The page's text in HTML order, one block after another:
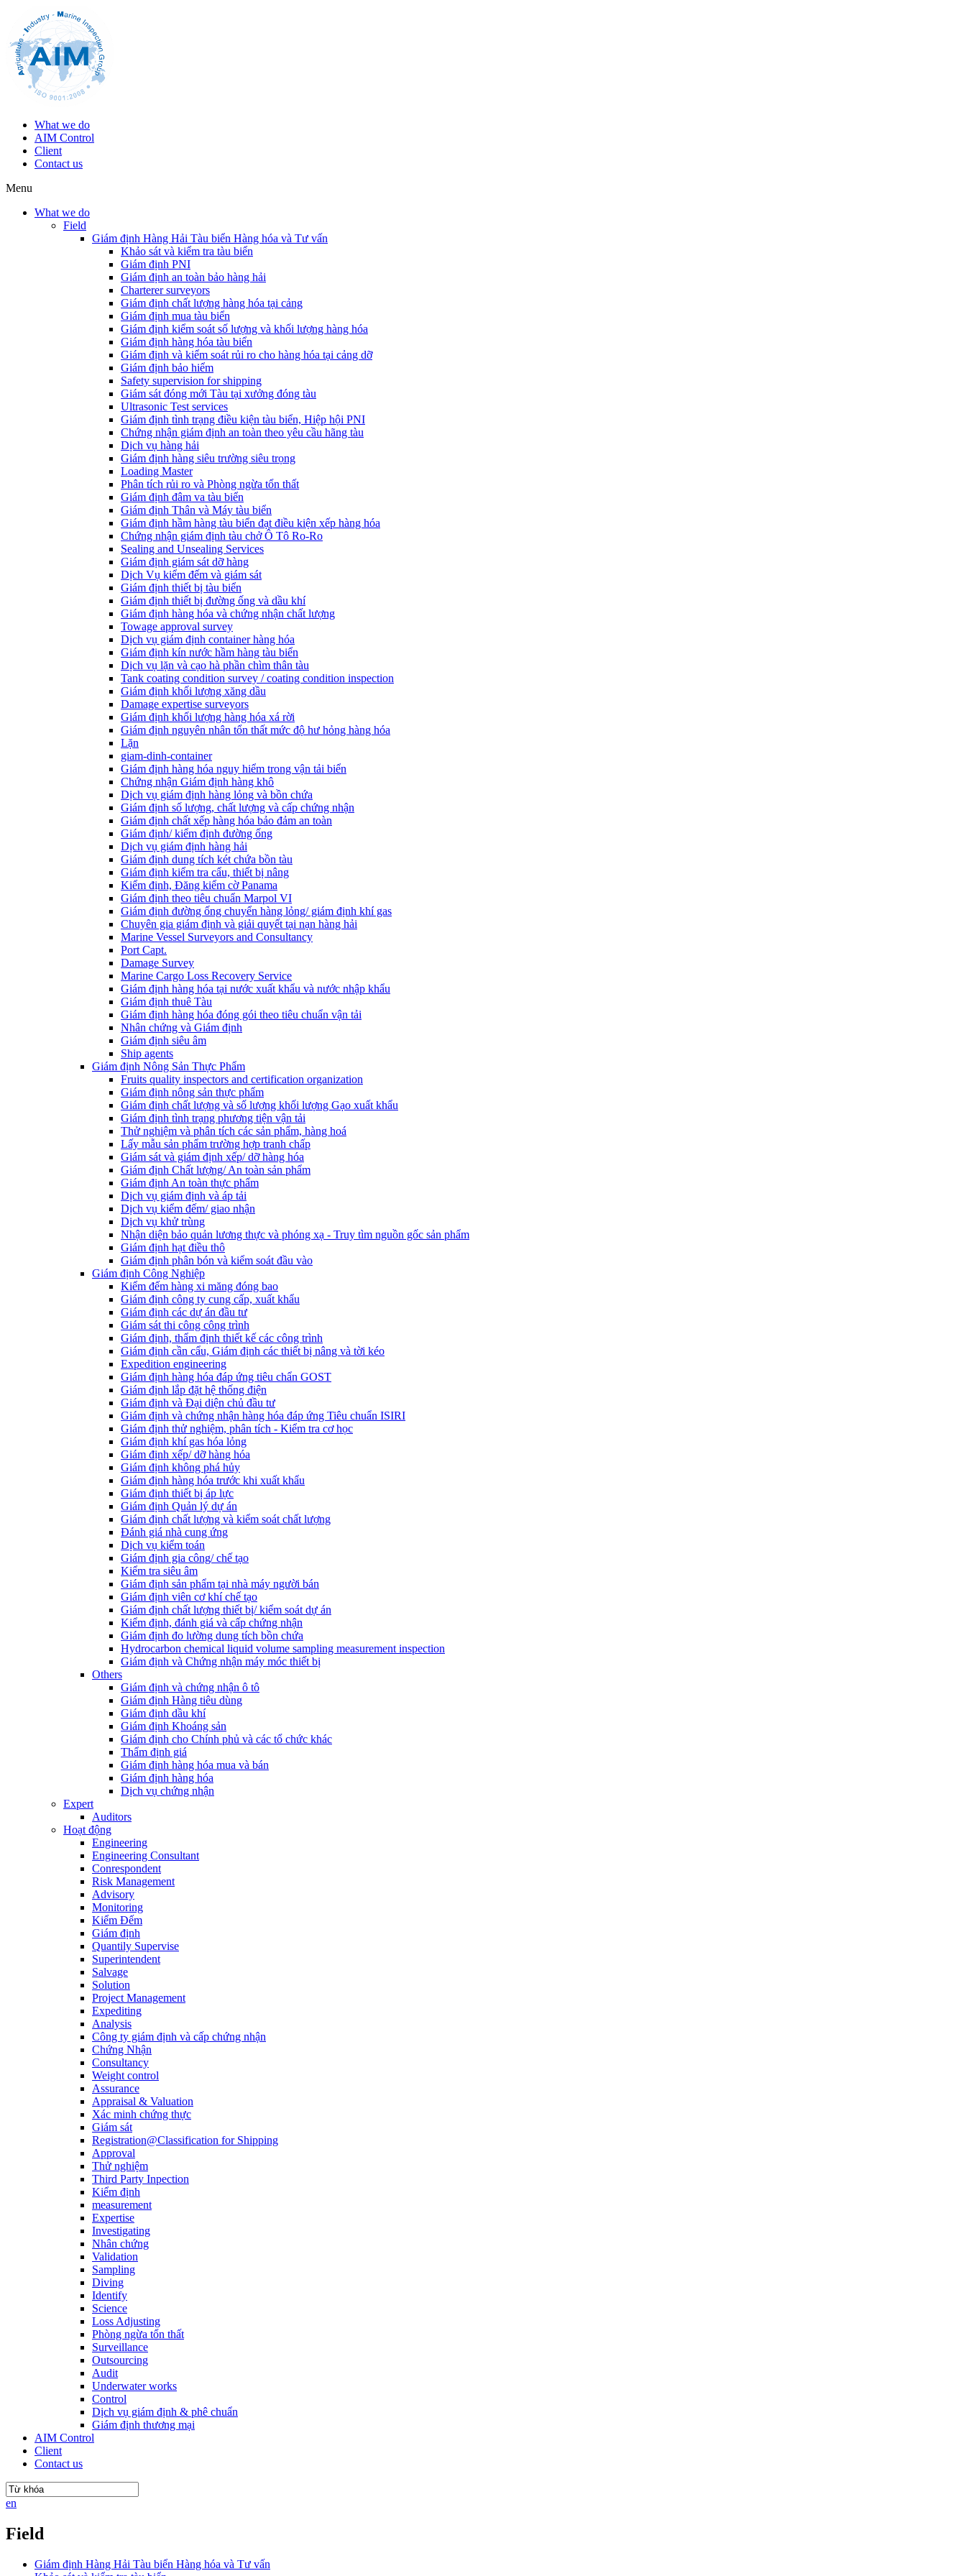
What we do
AIM Control
Client
Contact us
Menu
What we do
Field
Giám định Hàng Hải Tàu biển Hàng hóa và Tư vấn
Khảo sát và kiểm tra tàu biển
Giám định PNI
Giám định an toàn bảo hàng hải
Charterer surveyors
Giám định chất lượng hàng hóa tại cảng
​Giám định mua tàu biển
Giám định kiểm soát số lượng và khối lượng hàng hóa
Giám định hàng hóa tàu biển
Giám định và kiểm soát rủi ro cho hàng hóa tại cảng dỡ
Giám định bảo hiểm
Safety supervision for shipping
Giám sát đóng mới Tàu tại xưởng đóng tàu
Ultrasonic Test services
Giám định tình trạng điều kiện tàu biển, Hiệp hội PNI
Chứng nhận giám định an toàn theo yêu cầu hãng tàu
Dịch vụ hàng hải
Giám định hàng siêu trường siêu trọng
Loading Master
Phân tích rủi ro và Phòng ngừa tổn thất
​Giám định đâm va tàu biển
Giám định Thân và Máy tàu biển
​Giám định hầm hàng tàu biển đạt điều kiện xếp hàng hóa
Chứng nhận giám định tàu chở Ô Tô Ro-Ro
Sealing and Unsealing Services
Giám định giám sát dỡ hàng
Dịch Vụ kiểm đếm và giám sát
Giám định thiết bị tàu biển
Giám định thiết bị đường ống và dầu khí
Giám định hàng hóa và chứng nhận chất lượng
Towage approval survey
Dịch vụ giám định container hàng hóa
Giám định kín nước hầm hàng tàu biển
Dịch vụ lặn và cạo hà phần chìm thân tàu
Tank coating condition survey / coating condition inspection
Giám định khối lượng xăng dầu
Damage expertise surveyors
Giám định khối lượng hàng hóa xá rời
Giám định nguyên nhân tổn thất mức độ hư hỏng hàng hóa
Lặn
giam-dinh-container
Giám định hàng hóa nguy hiểm trong vận tải biển
Chứng nhận Giám định hàng khô
Dịch vụ giám định hàng lỏng và bồn chứa
Giám định số lượng, chất lượng và cấp chứng nhận
Giám định chất xếp hàng hóa bảo đảm an toàn
Giám định/ kiểm định đường ống
Dịch vụ giám định hàng hải
Giám định dung tích két chứa bồn tàu
Giám định kiểm tra cẩu, thiết bị nâng
Kiểm định, Đăng kiểm cờ Panama
Giám định theo tiêu chuẩn Marpol VI
Giám định đường ống chuyển hàng lỏng/ giám định khí gas
Chuyên gia giám định và giải quyết tại nạn hàng hải
Marine Vessel Surveyors and Consultancy
Port Capt.
Damage Survey
Marine Cargo Loss Recovery Service
Giám định hàng hóa tại nước xuất khẩu và nước nhập khẩu
Giám định thuê Tàu
Giám định hàng hóa đóng gói theo tiêu chuẩn vận tải
Nhân chứng và Giám định
Giám định siêu âm
Ship agents
Giám định Nông Sản Thực Phẩm
Fruits quality inspectors and certification organization
Giám định nông sản thực phẩm
Giám định chất lượng và số lượng khối lượng Gạo xuất khẩu
Giám định tình trạng phương tiện vận tải
Thử nghiệm và phân tích các sản phẩm, hàng hoá
Lấy mẫu sản phẩm trường hợp tranh chấp
Giám sát và giám định xếp/ dỡ hàng hóa
Giám định Chất lượng/ An toàn sản phẩm
Giám định An toàn thực phẩm
Dịch vụ giám định và áp tải
Dịch vụ kiểm đếm/ giao nhận
Dịch vụ khử trùng
Nhận diện bảo quản lương thực và phóng xạ - Truy tìm nguồn gốc sản phẩm
Giám định hạt điều thô
Giám định phân bón và kiểm soát đầu vào
Giám định Công Nghiệp
Kiểm đếm hàng xi măng đóng bao
Giám định công ty cung cấp, xuất khẩu
Giám định các dự án đầu tư
Giám sát thi công công trình
Giám định, thẩm định thiết kế các công trình
Giám định cần cẩu, Giám định các thiết bị nâng và tời kéo
Expedition engineering
Giám định hàng hóa đáp ứng tiêu chẩn GOST
Giám định lắp đặt hệ thống điện
Giám định và Đại diện chủ đầu tư
Giám định và chứng nhận hàng hóa đáp ứng Tiêu chuẩn ISIRI
Giám định thử nghiệm, phân tích - Kiểm tra cơ học
Giám định khí gas hóa lỏng
Giám định xếp/ dỡ hàng hóa
Giám định không phá hủy
Giám định hàng hóa trước khi xuất khẩu
Giám định thiết bị áp lực
Giám định Quản lý dự án
Giám định chất lượng và kiểm soát chất lượng
Đánh giá nhà cung ứng
Dịch vụ kiểm toán
Giám định gia công/ chế tạo
Kiểm tra siêu âm
Giám định sản phẩm tại nhà máy người bán
Giám định viên cơ khí chế tạo
Giám định chất lượng thiết bị/ kiểm soát dự án
Kiểm định, đánh giá và cấp chứng nhận
Giám định đo lường dung tích bồn chứa
Hydrocarbon chemical liquid volume sampling measurement inspection
Giám định và Chứng nhận máy móc thiết bị
Others
Giám định và chứng nhận ô tô
Giám định Hàng tiêu dùng
Giám định dầu khí
Giám định Khoáng sản
Giám định cho Chính phủ và các tổ chức khác
Thẩm định giá
Giám định hàng hóa mua và bán
Giám định hàng hóa
Dịch vụ chứng nhận
Expert
Auditors
Hoạt động
Engineering
Engineering Consultant
Conrespondent
Risk Management
Advisory
Monitoring
Kiểm Đếm
Giám định
Quantily Supervise
Superintendent
Salvage
Solution
Project Management
Expediting
Analysis
Công ty giám định và cấp chứng nhận
Chứng Nhận
Consultancy
Weight control
Assurance
Appraisal & Valuation
Xác minh chứng thực
Giám sát
Registration@Classification for Shipping
Approval
Thử nghiệm
Third Party Inpection
Kiểm định
measurement
Expertise
Investigating
Nhân chứng
Validation
Sampling
Diving
Identify
Science
Loss Adjusting
Phòng ngừa tổn thất
Surveillance
Outsourcing
Audit
Underwater works
Control
Dịch vụ giám định & phê chuẩn
Giám định thương mại
AIM Control
Client
Contact us
en
Field
Giám định Hàng Hải Tàu biển Hàng hóa và Tư vấn